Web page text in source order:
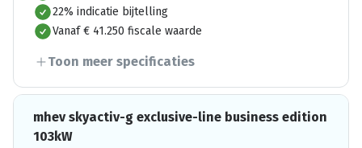
22% indicatie bijtelling
Vanaf € 41.250 fiscale waarde
Toon meer specificaties
mhev skyactiv-g exclusive-line business edition
103kW